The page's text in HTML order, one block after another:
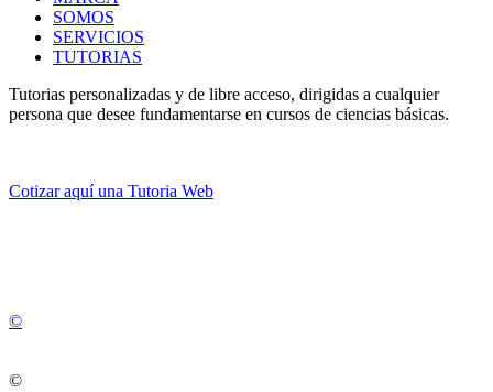
SOMOS
SERVICIOS
TUTORIAS
Tutorias personalizadas y de libre acceso, dirigidas a cualquier
persona que desee fundamentarse en cursos de ciencias básicas.
Cotizar aquí una Tutoria Web
©
©